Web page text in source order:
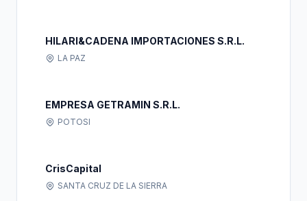
HILARI&CADENA IMPORTACIONES S.R.L.
LA PAZ
EMPRESA GETRAMIN S.R.L.
POTOSI
CrisCapital
SANTA CRUZ DE LA SIERRA